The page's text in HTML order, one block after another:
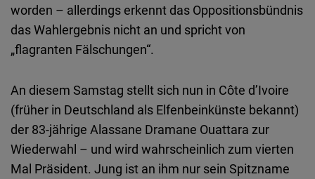
worden – allerdings erkennt das Oppositionsbündnis
das Wahlergebnis nicht an und spricht von
„flagranten Fälschungen“.
An diesem Samstag stellt sich nun in Côte d’Ivoire
(früher in Deutschland als Elfenbeinkünste bekannt)
der 83-jährige Alassane Dramane Ouattara zur
Wiederwahl – und wird wahrscheinlich zum vierten
Mal Präsident. Jung ist an ihm nur sein Spitzname
Flickr
Embed
Embed
Podigee
Embed